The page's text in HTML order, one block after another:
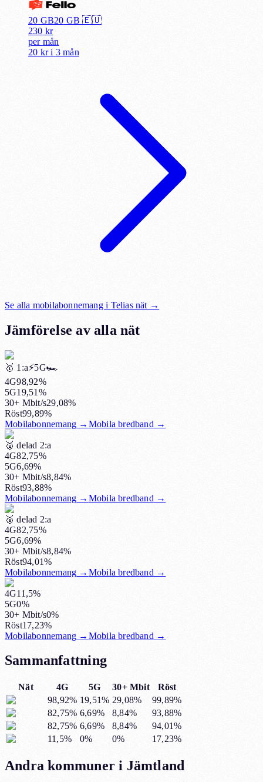
20 GB20 GB 🇪🇺
230 kr
per mån
20 kr i 3 mån
Se alla mobilabonnemang i Telias nät →
Jämförelse av alla nät
🥇 1:a⚡️5G🏎️
4G98,92%
5G19,51%
30+ Mbit/s29,08%
Röst99,89%
Mobilabonnemang → Mobila bredband →
🥈 delad 2:a
4G82,75%
5G6,69%
30+ Mbit/s8,84%
Röst93,88%
Mobilabonnemang → Mobila bredband →
🥈 delad 2:a
4G82,75%
5G6,69%
30+ Mbit/s8,84%
Röst94,01%
Mobilabonnemang → Mobila bredband →
4G11,5%
5G0%
30+ Mbit/s0%
Röst17,23%
Mobilabonnemang → Mobila bredband →
Sammanfattning
Nät 4G 5G 30+ Mbit
Röst
98,92% 19,51% 29,08%
99,89%
82,75% 6,69% 8,84%
93,88%
82,75% 6,69% 8,84%
94,01%
11,5%
0% 0% 17,23%
Andra kommuner i Jämtland